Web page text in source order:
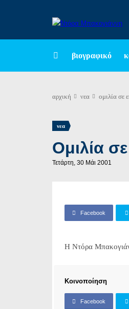
βιογραφικό
αρχική νεα ομιλία σε
νεα
Ομιλία
Τετάρτη, 30 Μάι 2001
Facebook
Η Ντόρα
Κοινοποίηση
Facebook